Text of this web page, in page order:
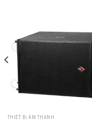
THIẾT BỊ ÂM THANH